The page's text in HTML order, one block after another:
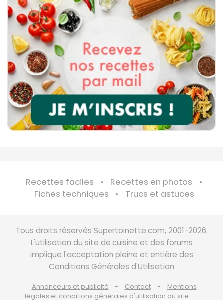
Recettes faciles
Recettes en photos
Fiches techniques
Trucs et astuces
Tous droits réservés Supertoinette.com, 2001-2026.
L'utilisation du site de cuisine et des forums
implique l'acceptation pleine et entière des
Conditions Générales d'Utilisation
Annonceurs et publicité Contact
Mentions
légales et conditions générales d'utilisation du site